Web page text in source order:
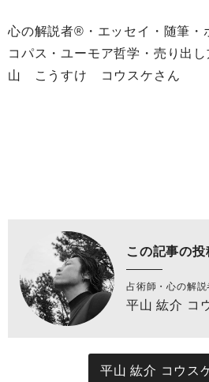
心の解説者®︎・エッセイ・随筆・
コパス・ユーモア哲学・売り出
山 こうすけ コウスケさん
この記事の投
占術師・心の解
平山 紘介 コ
平山 紘介 コウス